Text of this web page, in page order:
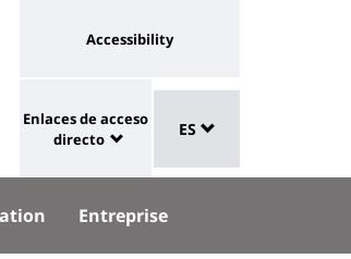
Université
lien
vers
page
accessibilité
Accessibility
University
:
Shortcut
Enlaces de acceso
directo
Sélecteur
de
langue
ES
Entreprise